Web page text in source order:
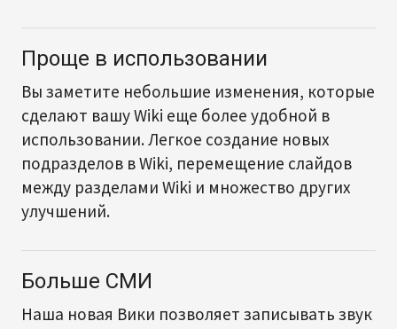
Проще в использовании
Вы заметите небольшие изменения, которые
сделают вашу Wiki еще более удобной в
использовании. Легкое создание новых
подразделов в Wiki, перемещение слайдов
между разделами Wiki и множество других
улучшений.
Больше СМИ
Наша новая Вики позволяет записывать звук